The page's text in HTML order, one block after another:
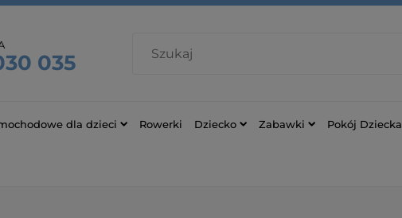
035
dla dzieci Rowerki Dziecko Zabawki Pokój Dziecka